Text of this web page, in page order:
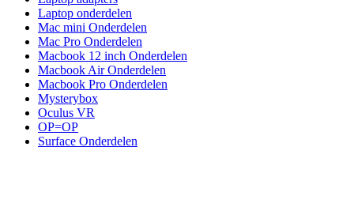
Laptop onderdelen
Mac mini Onderdelen
Mac Pro Onderdelen
Macbook 12 inch Onderdelen
Macbook Air Onderdelen
Macbook Pro Onderdelen
Mysterybox
Oculus VR
OP=OP
Surface Onderdelen